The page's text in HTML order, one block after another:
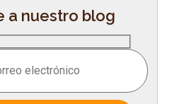
a nuestro blog